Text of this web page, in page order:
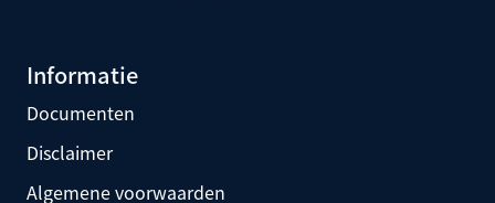
Informatie
Documenten
Disclaimer
Algemene voorwaarden